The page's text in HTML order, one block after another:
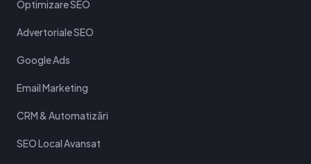
Optimizare SEO
Advertoriale SEO
Google Ads
Email Marketing
CRM & Automatizări
SEO Local Avansat